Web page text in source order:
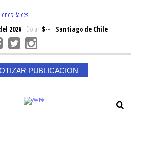
Raices
2026Dólar: $--
Santiago de Chile
PUBLICACION